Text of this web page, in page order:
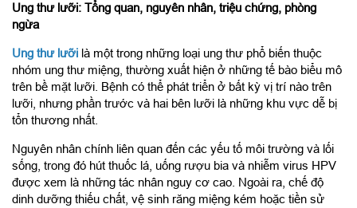
Ung thư lưỡi: Tổng quan, nguyên nhân, triệu chứng, phòng
ngừa
Ung thư lưỡi là một trong những loại ung thư phổ biến thuộc
nhóm ung thư miệng, thường xuất hiện ở những tế bào biểu mô
trên bề mặt lưỡi. Bệnh có thể phát triển ở bất kỳ vị trí nào trên
lưỡi, nhưng phần trước và hai bên lưỡi là những khu vực dễ bị
tổn thương nhất.
Nguyên nhân chính liên quan đến các yếu tố môi trường và lối
sống, trong đó hút thuốc lá, uống rượu bia và nhiễm virus HPV
được xem là những tác nhân nguy cơ cao. Ngoài ra, chế độ
dinh dưỡng thiếu chất, vệ sinh răng miệng kém hoặc tiền sử